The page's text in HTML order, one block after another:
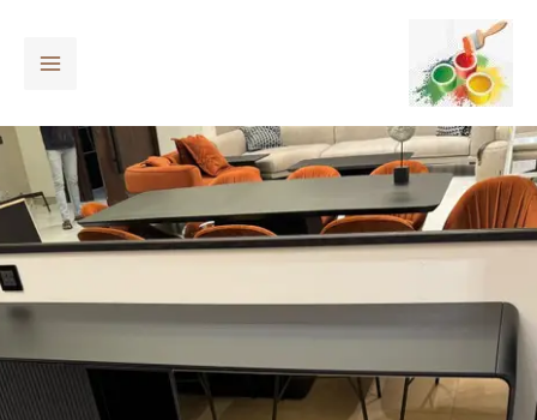
تخطي
المحتوى